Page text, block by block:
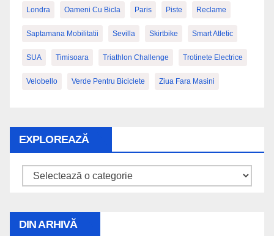
Londra Oameni Cu Bicla Paris Piste Reclame
Saptamana Mobilitatii Sevilla Skirtbike Smart Atletic
SUA Timisoara Triathlon Challenge Trotinete Electrice
Velobello Verde Pentru Biciclete Ziua Fara Masini
EXPLOREAZĂ
Explorează
DIN ARHIVĂ